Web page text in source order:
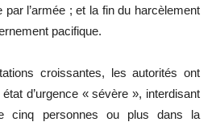
l’armée ; et la fin du harcèlement
pacifique.
croissantes, les autorités ont
d’urgence « sévère », interdisant
cinq personnes ou plus dans la